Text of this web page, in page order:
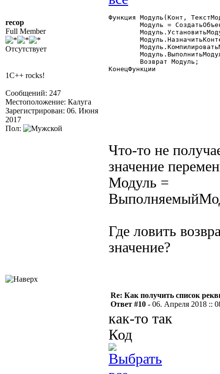
recop
Full Member
Отсутствует
1C++ rocks!
Сообщений: 247
Местоположение: Калуга
Зарегистрирован: 06. Июня
2017
Пол:
Функция Модуль(Конт,
КонецФункции
Что-то не
значение
Модуль =
Где ловить
значение?
Re: Как получить список
Ответ #10 - 06. Апреля 2018 ::
как-то так
Код